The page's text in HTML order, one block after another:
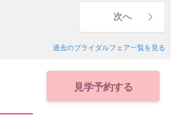
次へ
過去のブライダルフェア一覧を見る
見学予約する